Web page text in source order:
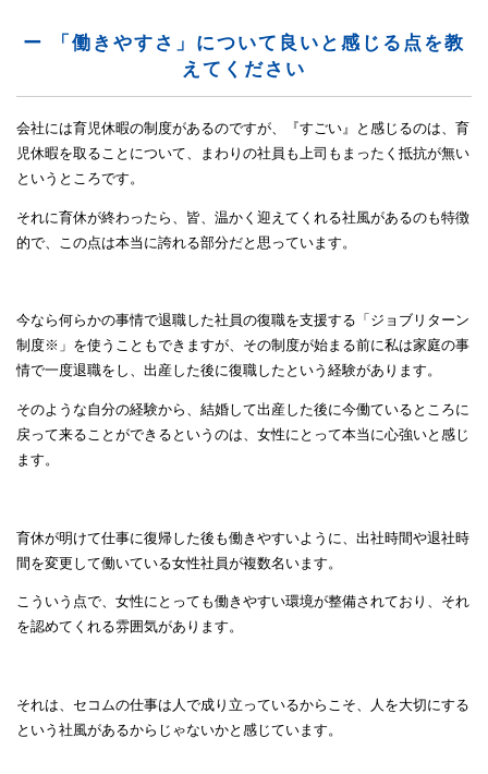
ー 「働きやすさ」について良いと感じる点を教
えてください
会社には育児休暇の制度があるのですが、『すごい』と感じるのは、育
児休暇を取ることについて、まわりの社員も上司もまったく抵抗が無い
というところです。
それに育休が終わったら、皆、温かく迎えてくれる社風があるのも特徴
的で、この点は本当に誇れる部分だと思っています。
今なら何らかの事情で退職した社員の復職を支援する「ジョブリターン
制度※」を使うこともできますが、その制度が始まる前に私は家庭の事
情で一度退職をし、出産した後に復職したという経験があります。
そのような自分の経験から、結婚して出産した後に今働ているところに
戻って来ることができるというのは、女性にとって本当に心強いと感じ
ます。
育休が明けて仕事に復帰した後も働きやすいように、出社時間や退社時
間を変更して働いている女性社員が複数名います。
こういう点で、女性にとっても働きやすい環境が整備されており、それ
を認めてくれる雰囲気があります。
それは、セコムの仕事は人で成り立っているからこそ、人を大切にする
という社風があるからじゃないかと感じています。